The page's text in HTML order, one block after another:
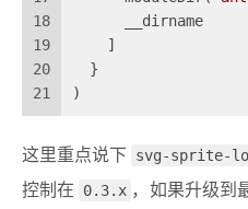
18
19
20
21
      __dirname
    ]
  }
)
这里重点说下 svg-sprite-
控制在
0.3.x ，如果升级到